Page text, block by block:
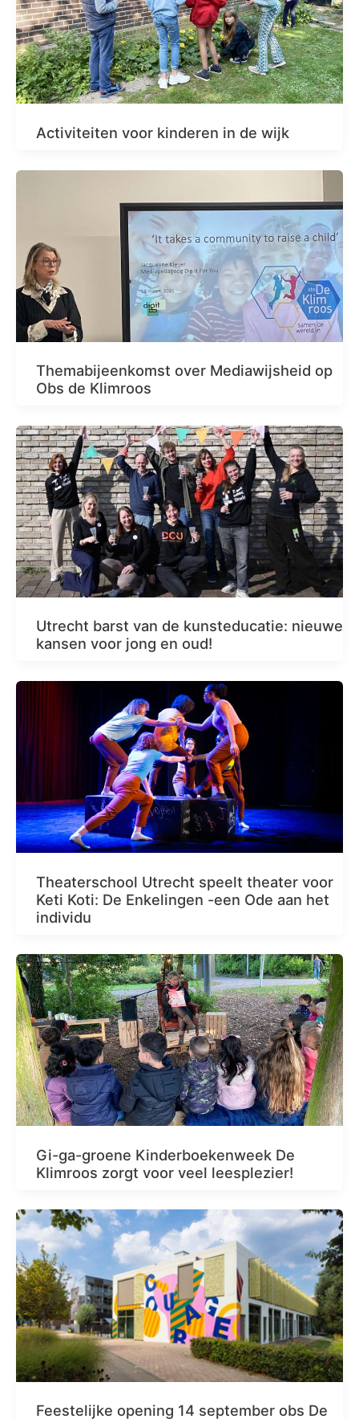
Activiteiten voor kinderen in de wijk
Themabijeenkomst over Mediawijsheid op
Obs de Klimroos
Utrecht barst van de kunsteducatie: nieuwe
kansen voor jong en oud!
Theaterschool Utrecht speelt theater voor
Keti Koti: De Enkelingen -een Ode aan het
individu
Gi-ga-groene Kinderboekenweek De
Klimroos zorgt voor veel leesplezier!
Feestelijke opening 14 september obs De